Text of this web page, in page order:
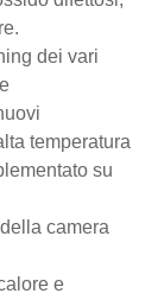
dei vari
temperatura
su
camera
e